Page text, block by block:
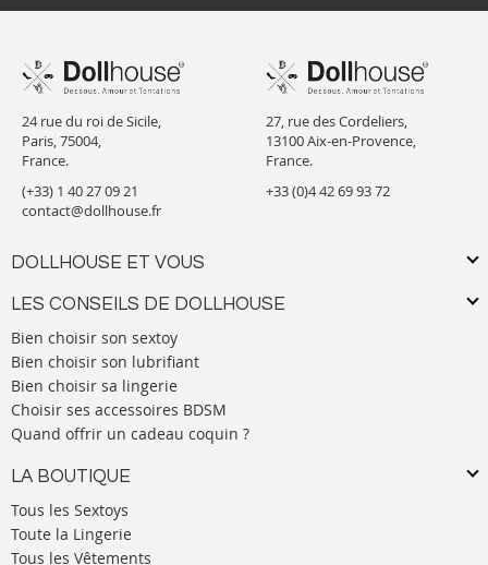
24 rue du roi de Sicile,
Paris, 75004,
France.
(+33) 1 40 27 09 21
contact@dollhouse.fr
DOLLHOUSE ET VOUS
LES CONSEILS DE DOLLHOUSE
Bien choisir son sextoy
Bien choisir son lubrifiant
Bien choisir sa lingerie
Choisir ses accessoires BDSM
Quand offrir un cadeau coquin ?
LA BOUTIQUE
Tous les Sextoys
Toute la Lingerie
Tous les Vêtements
27, rue des Cordeliers,
13100 Aix-en-Provence,
France.
+33 (0)4 42 69 93 72